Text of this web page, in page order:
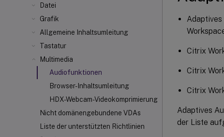
Datei
Grafik
Allgemeine Inhaltsumleitung
Tastatur
Multimedia
Audiofunktionen
Browser-Inhaltsumleitung
HDX-Webcam-Videokomprimierung
Nicht domänengebundene VDAs
Liste der unterstützten Richtlinien
Citrix
Citrix
Citrix
Adaptives
der Liste